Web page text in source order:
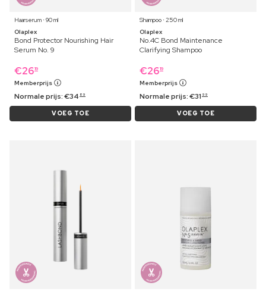
Haarserum ⋅ 90 ml
Olaplex
Bond Protector Nourishing Hair
Serum No. 9
€2619
Memberprijs
Normale prijs:€34 89
VOEG TOE
Shampoo ⋅ 250 ml
Olaplex
No.4C Bond Maintenance
Clarifying Shampoo
€2619
Memberprijs
Normale prijs:€31 99
VOEG TOE